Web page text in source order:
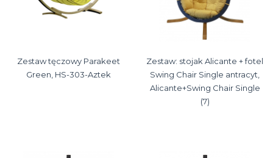
Zestaw tęczowy Parakeet
Green, HS-303-Aztek
Zestaw: stojak Alicante + fotel
Swing Chair Single antracyt,
Alicante+Swing Chair Single
(7)